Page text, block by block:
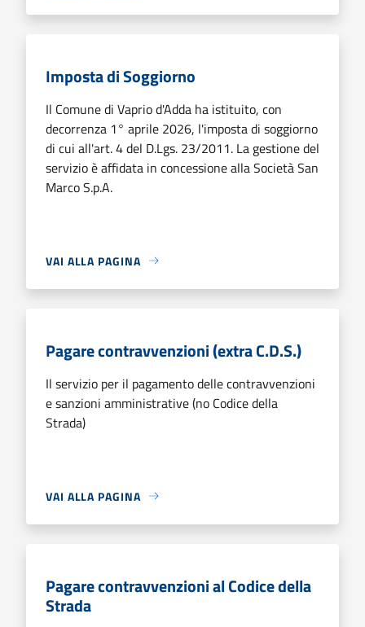
Imposta di Soggiorno
Il Comune di Vaprio d'Adda ha istituito, con
decorrenza 1° aprile 2026, l'imposta di soggiorno
di cui all'art. 4 del D.Lgs. 23/2011. La gestione del
servizio è affidata in concessione alla Società San
Marco S.p.A.
VAI ALLA PAGINA
Pagare contravvenzioni (extra C.D.S.)
Il servizio per il pagamento delle contravvenzioni
e sanzioni amministrative (no Codice della
Strada)
VAI ALLA PAGINA
Pagare contravvenzioni al Codice della
Strada